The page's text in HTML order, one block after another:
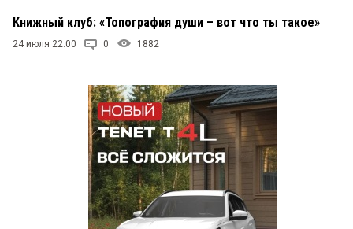
Книжный клуб: «Топография души – вот что ты такое»
24 июля 22:00 0 1882